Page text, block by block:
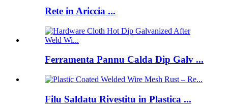
Rete in Ariccia ...
Ferramenta Pannu Calda Dip Galv ...
Filu Saldatu Rivestitu in Plastica ...